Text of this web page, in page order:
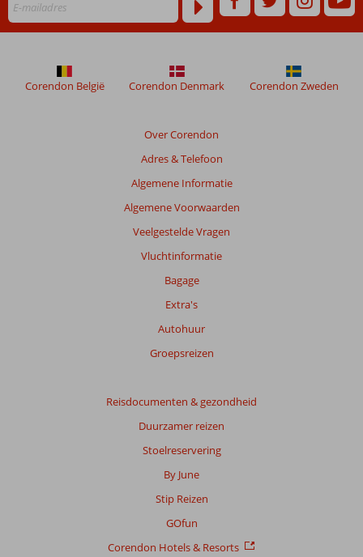
Over Corendon
Adres & Telefoon
Algemene Informatie
Algemene Voorwaarden
Veelgestelde Vragen
Vluchtinformatie
Bagage
Extra's
Autohuur
Groepsreizen
Reisdocumenten & gezondheid
Duurzamer reizen
Stoelreservering
By June
Stip Reizen
GOfun
Corendon Hotels & Resorts
Corendon België Corendon Denmark Corendon Zweden